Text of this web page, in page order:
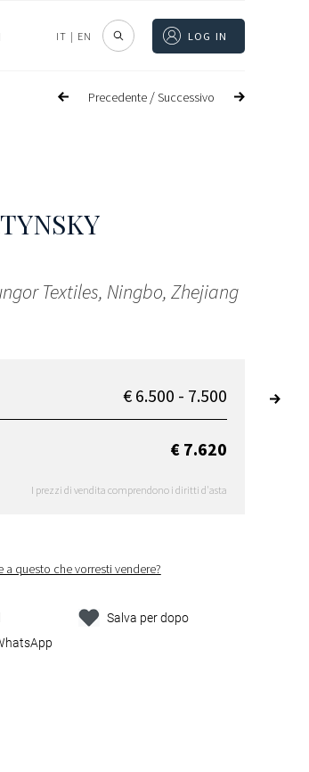
IT | EN LOG IN
Precedente /Successivo
Textiles, Ningbo, Zhejiang
€ 6.500 - 7.500
€ 7.620
I prezzi di vendita comprendono i diritti d'asta
a questo che vorresti vendere?
Salva per dopo